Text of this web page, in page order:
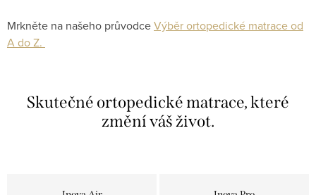
Mrkněte na našeho průvodceVýběr ortopedické matrace od
A do Z.
Skutečné ortopedické matrace, které
změní váš život.